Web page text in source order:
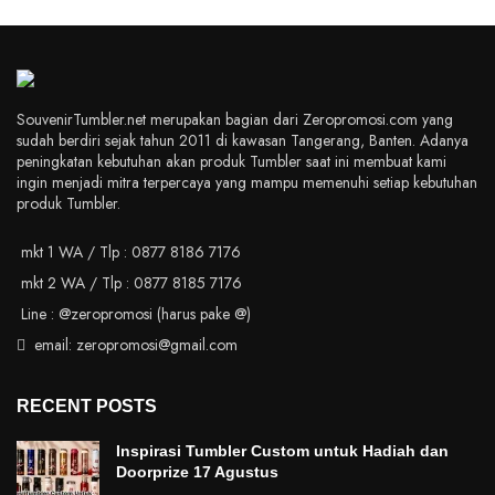
SouvenirTumbler.net merupakan bagian dari Zeropromosi.com yang
sudah berdiri sejak tahun 2011 di kawasan Tangerang, Banten. Adanya
peningkatan kebutuhan akan produk Tumbler saat ini membuat kami
ingin menjadi mitra terpercaya yang mampu memenuhi setiap kebutuhan
produk Tumbler.
mkt 1 WA / Tlp : 0877 8186 7176
mkt 2 WA / Tlp : 0877 8185 7176
Line : @zeropromosi (harus pake @)
email: zeropromosi@gmail.com
RECENT POSTS
Inspirasi Tumbler Custom untuk Hadiah dan
Doorprize 17 Agustus